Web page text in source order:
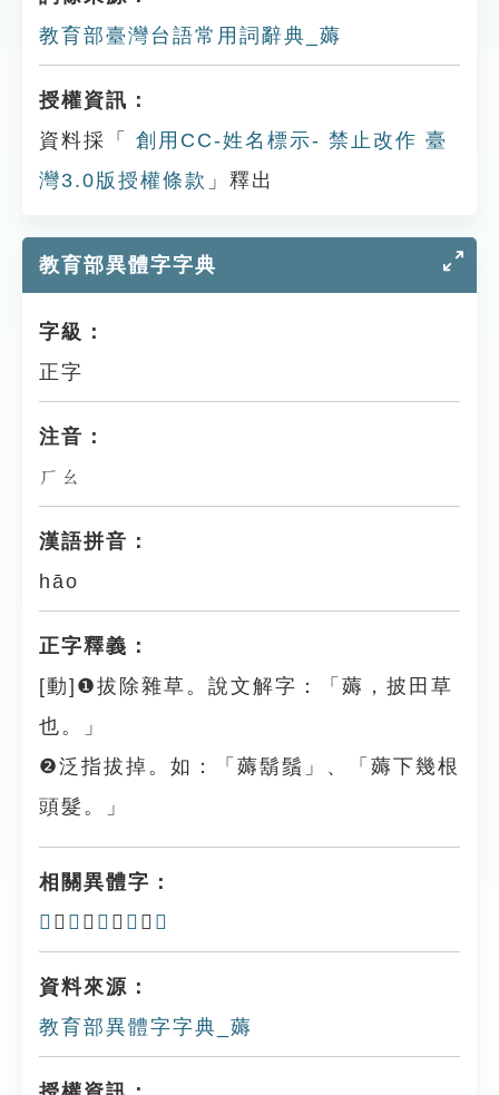
教育部臺灣台語常用詞辭典_薅
授權資訊：
資料採「
創用CC-姓名標示- 禁止改作 臺
灣3.0版授權條款 」釋出
教育部異體字字典
字級：
正字
注音：
ㄏㄠ
漢語拼音：
hāo
正字釋義：
[動]❶拔除雜草。說文解字：「薅，披田草
也。」
❷泛指拔掉。如：「薅鬍鬚」、「薅下幾根
頭髮。」
相關異體字：
𦵢 、 𢫩 、 𢬺 、 𣐾 、 𦼸
資料來源：
教育部異體字字典_薅